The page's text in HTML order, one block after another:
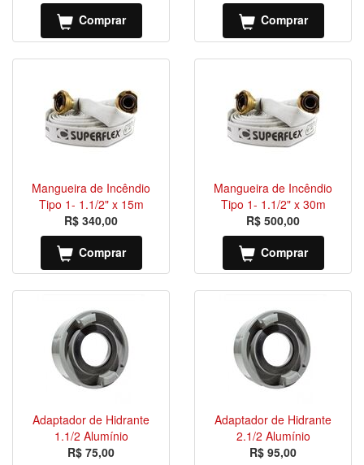
Comprar
Comprar
Mangueira de Incêndio
Tipo 1- 1.1/2" x 15m
R$ 340,00
Comprar
Mangueira de Incêndio
Tipo 1- 1.1/2" x 30m
R$ 500,00
Comprar
Adaptador de Hidrante
1.1/2 Alumínio
R$ 75,00
Adaptador de Hidrante
2.1/2 Alumínio
R$ 95,00